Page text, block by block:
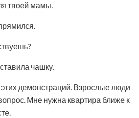
твоей мамы.
чашку.
демонстраций. Взрослые люди
Мне нужна квартира ближе к